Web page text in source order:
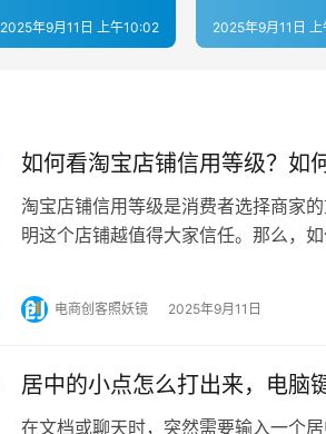
2025年9月11日 上午10:02 2025年9月11日
如何看淘宝店铺信用等级？如
淘宝店铺信用等级是消费者选择商家
明这个店铺越值得大家信任。那么，
电商创客照妖镜 2025年9月11日
居中的小点怎么打出来，电脑
在文档或聊天时，突然需要输入一个